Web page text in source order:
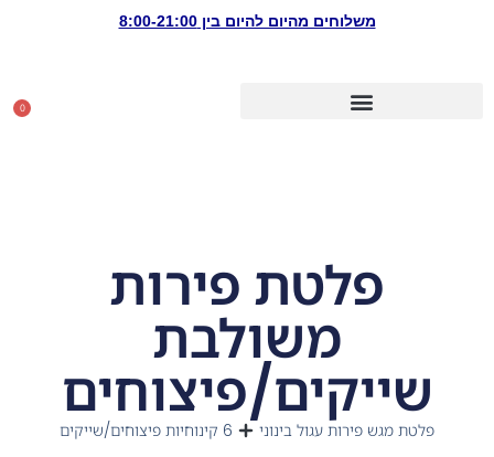
משלוחים מהיום להיום בין 8:00-21:00
0
פלטת פירות
משולבת
שייקים/פיצוחים
פלטת מגש פירות עגול בינוני